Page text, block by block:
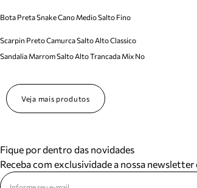
Bota Preta Snake Cano Medio Salto Fino
Scarpin Preto Camurca Salto Alto Classico
Sandalia Marrom Salto Alto Trancada Mix No
Veja mais produtos
Fique por dentro das novidades
Receba com exclusividade a nossa